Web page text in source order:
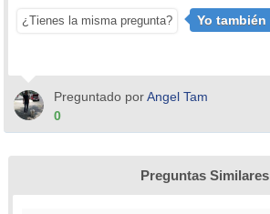
¿Tienes la misma pregunta? Yo también
Preguntado porAngel Tam
0
Preguntas Similares